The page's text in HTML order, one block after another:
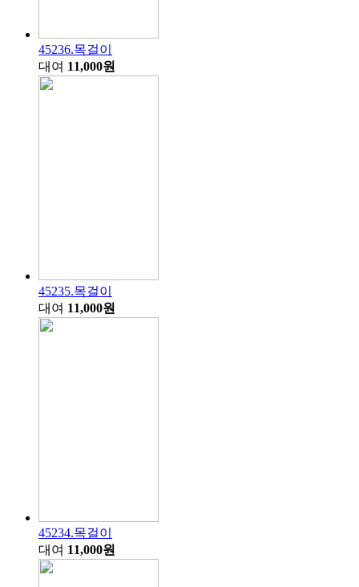
45236.목걸이
대여 11,000원
45235.목걸이
대여 11,000원
45234.목걸이
대여 11,000원